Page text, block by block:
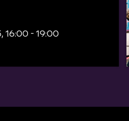
16:00 - 19:00